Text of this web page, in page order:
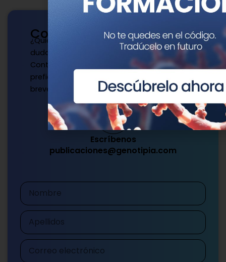
Contacto
¿Quieres publicar con nosotros? ¿Tienes
dudas?
Contacta con nosotros de la manera que
prefieras y te responderemos a la mayor
brevedad.
Escríbenos
publicaciones@genotipia.com
Nombre
Apellidos
Correo
electrónico